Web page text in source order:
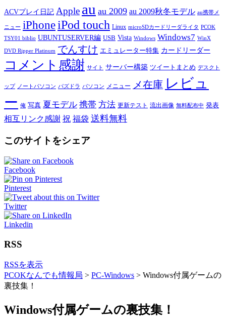
ACVプレイ日記 Apple au au 2009 au 2009秋冬モデル au携帯メ
ニュー iPhoneiPod touch Linux microSDカードリーダライタ PCOK
TSY01 biblio UBUNTUSERVER編 USB Vista Windows Windows7 WinX
DVD Ripper Platinum でんすけ エミュレーター特集 カードリーダー
コメント感謝 サイト サーバー構築 ツイートまとめ デスクト
ップ ノートパソコン パズドラ パソコン メニュー メ在庫 レビュ
ー 俺 写真 夏モデル 携帯 方法 更新テスト 流出画像 無料配布中 発表
相互リンク感謝 祝 福袋 送料無料
このサイトをシェア
Facebook
Pinterest
Twitter
Linkedin
RSS
RSSを表示
PCOKなんでも情報局 > PC-Windows > Windows付属ゲームの
裏技集！
Windows付属ゲームの裏技集！